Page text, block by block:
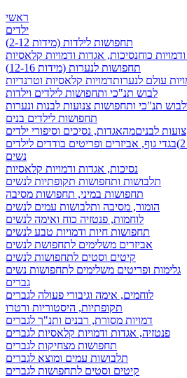
ראשי
ילדים
תחפושות לילדות (מידות 2-12)
כוחנסיכות, אגדות ודמויות קלאסיות
תחפושות לנערות (מידות 12-16)
עולם לנערותדמויות קלאסיות וטרנדיות
לבוש תנ"כי ותחפושות לילדים וילדות
לבוש תנ"כי ותחפושות צנועות לבנות ונערות
תחפושות לילדים בנים
לבניםמהאגדות, נסיכים וסיפורי ילדים
בגדי גוף, אביזרים ופריטים בודדים לילדים
נשים
נסיכות, אגדות ודמויות קלאסיות
תלבושות ותחפושות תקופתיות לנשים
תחפושות במיני, תחפושות מסיבה
הומור, מסיבה ותלבושות עמים לנשים
לוחמות, פנטזיה כוח ואימה לנשים
תחפושות חיות ודמויות טבע לנשים
אביזרים משלימים לתחפושת לנשים
קיטים וסטים לתחפושות לנשים
גלימות ופריטים משלימים לתחפושות נשים
גברים
לוחמים, אימה וגיבורי פעולה לגברים
תקופתיות, היסטוריות ורטרו
דמויות מסורת, רבנים ותנ"ך לגברים
פנטזיה, אגדות ודמויות קלאסיות לגברים
תחפושות מצחיקות לגברים
תלבושות עמים ומוצא לגברים
קיטים וסטים לתחפושות לגברים